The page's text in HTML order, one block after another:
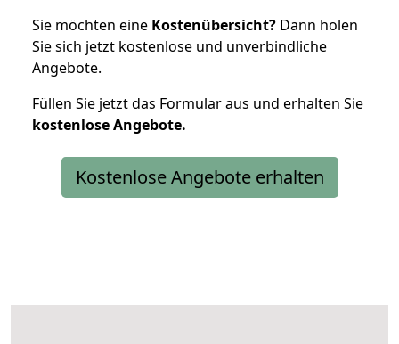
Sie möchten eine Kostenübersicht? Dann holen
Sie sich jetzt kostenlose und unverbindliche
Angebote.
Füllen Sie jetzt das Formular aus und erhalten Sie
kostenloseAngebote.
Kostenlose Angebote erhalten